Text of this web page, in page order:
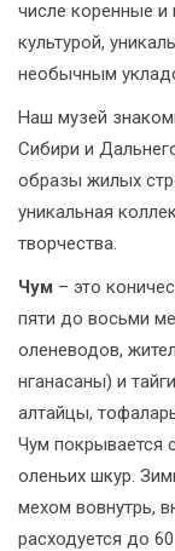
числе коренные
культурой,
необычным
Наш музей
Сибири и
образы жилых
уникальная
творчества.
Чум – это
пяти до восьми
оленеводов,
нганасаны) и
алтайцы,
Чум покрывается
оленьих шкур.
мехом вовнутрь,
расходуется до